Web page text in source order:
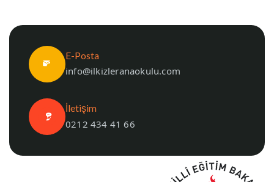
E-Posta
info@ilkizleranaokulu.com
İletişim
0212 434 41 66